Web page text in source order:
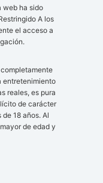
web ha sido
A los
el acceso a
entretenimiento
reales, es pura
de carácter
18 años. Al
de edad y